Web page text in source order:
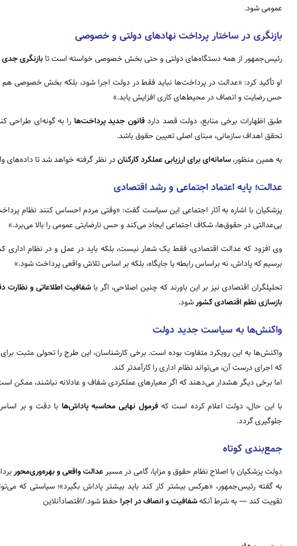
عمومی شود.
بازنگری در ساختار پرداخت نهادهای دولتی و خصوصی
رئیس‌جمهور از همه دستگاه‌های دولتی و حتی بخش خصوصی خواسته است تابازنگری جدی
او تأکید کرد: «عدالت در پرداخت‌ها نباید فقط در دولت اجرا شود، بلکه بخش خصوصی هم
حس رضایت و انصاف در محیط‌های کاری افزایش یابد.»
طبق اظهارات برخی منابع، دولت قصد داردقانون جدید پرداخت‌ها را به گونه‌ای طراحی
تحقق اهداف سازمانی، مبنای اصلی تعیین حقوق باشد.
به همین منظور، سامانه‌ای برای ارزیابی عملکرد کارکنان در نظر گرفته خواهد شد تا داده‌های
عدالت؛ پایه اعتماد اجتماعی و رشد اقتصادی
پزشکیان با اشاره به آثار اجتماعی این سیاست گفت: «وقتی مردم احساس کنند نظام
بی‌عدالتی در حقوق‌ها، شکاف اجتماعی ایجاد می‌کند و حس نارضایتی عمومی را بالا می‌برد.»
وی افزود که عدالت اقتصادی، فقط یک شعار نیست، بلکه باید در عمل و در نظام اداری
برسیم که پاداش، نه براساس رابطه یا جایگاه، بلکه بر اساس تلاش واقعی پرداخت شود.»
تحلیلگران اقتصادی نیز بر این باورند که چنین اصلاحی، اگر با شفافیت اطلاعاتی و نظارت
بازسازی نظم اقتصادی کشور شود.
واکنش‌ها به سیاست جدید دولت
واکنش‌ها به این رویکرد متفاوت بوده است. برخی کارشناسان، این طرح را تحولی مثبت برای
که اجرای درست آن، می‌تواند نظام اداری را کارآمدتر کند.
اما برخی دیگر هشدار می‌دهند که اگر معیارهای عملکردی شفاف و عادلانه نباشند، ممکن
با این حال، دولت اعلام کرده است کهفرمول نهایی محاسبه پاداش‌ها با دقت و بر
جلوگیری گردد.
جمع‌بندی کوتاه
دولت پزشکیان با اصلاح نظام حقوق و مزایا، گامی در مسیر عدالت واقعی و بهره‌وری‌محور
به گفته رئیس‌جمهور، «هرکس بیشتر کار کند باید بیشتر پاداش بگیرد»؛ سیاستی که
تقویت کند — به شرط آنکهشفافیت و انصاف در اجرا حفظ شود./اقتصادآنلاین